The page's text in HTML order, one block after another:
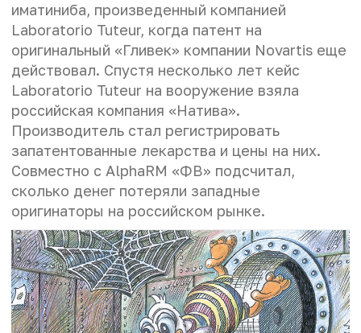
иматиниба, произведенный компанией
Laboratorio Tuteur, когда патент на
оригинальный «Гливек» компании Novartis еще
действовал. Спустя несколько лет кейс
Laboratorio Tuteur на вооружение взяла
российская компания «Натива».
Производитель стал регистрировать
запатентованные лекарства и цены на них.
Совместно с AlphaRM «ФВ» подсчитал,
сколько денег потеряли западные
оригинаторы на российском рынке.